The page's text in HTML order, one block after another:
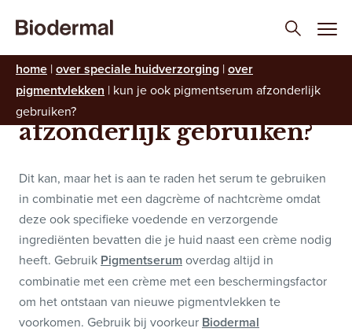
home |over speciale huidverzorging |over
pigmentvlekken | kun je ook pigmentserum afzonderlijk
gebruiken?
Kun je ook
Pigmentserum
afzonderlijk gebruiken?
Dit kan, maar het is aan te raden het serum te gebruiken
in combinatie met een dagcrème of nachtcrème omdat
deze ook specifieke voedende en verzorgende
ingrediënten bevatten die je huid naast een crème nodig
heeft. Gebruik Pigmentserumoverdag altijd in
combinatie met een crème met een beschermingsfactor
om het ontstaan van nieuwe pigmentvlekken te
voorkomen. Gebruik bij voorkeur Biodermal